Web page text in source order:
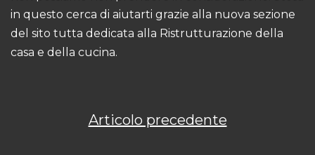
in questo cerca di aiutarti grazie alla nuova sezione
del sito tutta dedicata alla Ristrutturazione della
casa e della cucina.
Articolo precedente